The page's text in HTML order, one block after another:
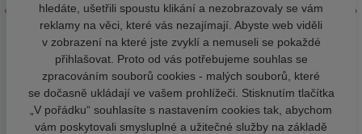
hledáte, ušetřili spoustu klikání a nezobrazovaly se vám
reklamy na věci, které vás nezajímají. Abyste web viděli
v zobrazení na které jste zvyklí a nemuseli se pokaždé
přihlašovat. Proto od vás potřebujeme souhlas se
zpracováním souborů cookies - malých souborů, které
se dočasně ukládají ve vašem prohlížeči. Stisknutím tlačítka
„V pořádku“ souhlasíte s nastavením cookies tak, abychom
vám poskytovali smysluplné a užitečné služby na základě